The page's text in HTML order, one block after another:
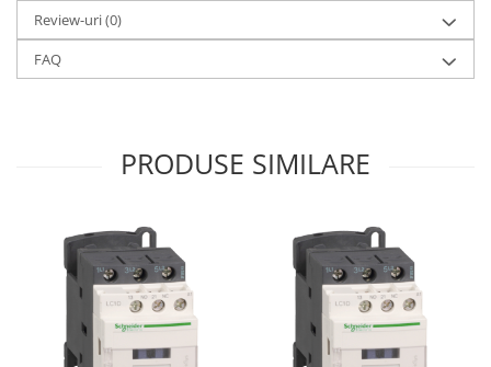
Review-uri(0)
FAQ
PRODUSE SIMILARE